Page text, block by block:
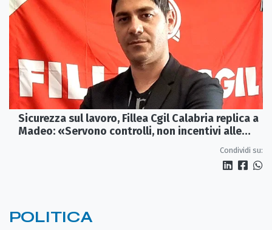
Sicurezza sul lavoro, Fillea Cgil Calabria replica a
Madeo: «Servono controlli, non incentivi alle
Condividi su:
POLITICA